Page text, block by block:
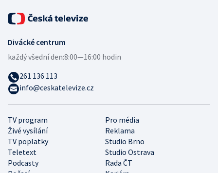
TV program
Pro média
Živé vysílání
Reklama
TV poplatky
Studio Brno
Teletext
Studio Ostrava
Podcasty
Rada ČT
Divácké centrum
každý všední den:8:00—16:00 hodin
261 136 113
info@ceskatelevize.cz